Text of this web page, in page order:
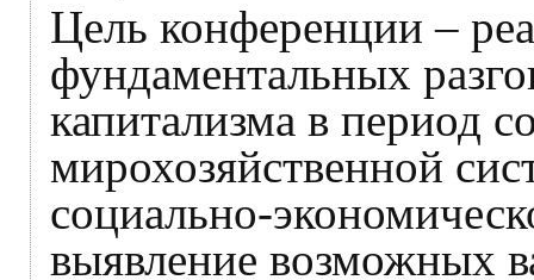
Цель конференции –
фундаментальных
капитализма в период
мирохозяйственной
социально-
выявление возможных